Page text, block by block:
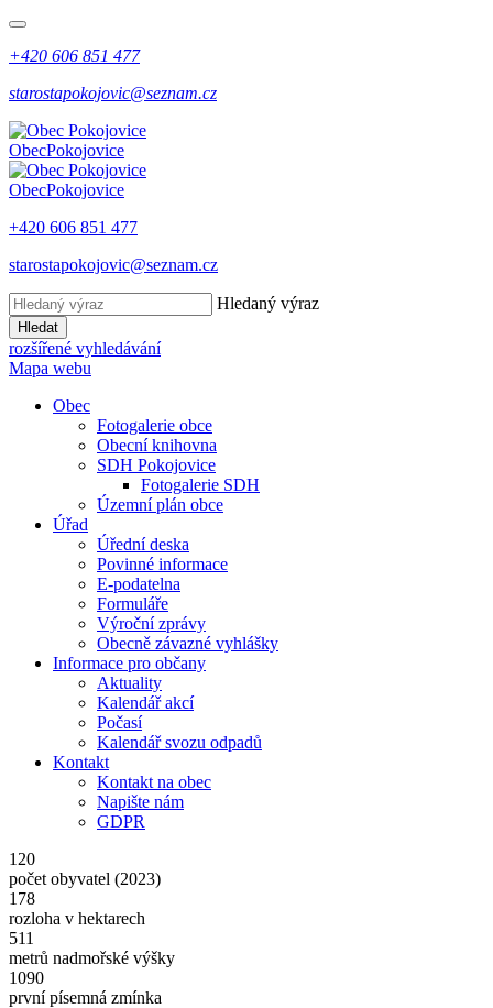
+420 606 851 477
starostapokojovic@seznam.cz
ObecPokojovice
ObecPokojovice
+420 606 851 477
starostapokojovic@seznam.cz
Hledaný výraz
Hledat
rozšířené vyhledávání
Mapa webu
Obec
Fotogalerie obce
Obecní knihovna
SDH Pokojovice
Fotogalerie SDH
Územní plán obce
Úřad
Úřední deska
Povinné informace
E-podatelna
Formuláře
Výroční zprávy
Obecně závazné vyhlášky
Informace pro občany
Aktuality
Kalendář akcí
Počasí
Kalendář svozu odpadů
Kontakt
Kontakt na obec
Napište nám
GDPR
120
počet obyvatel (2023)
178
rozloha v hektarech
511
metrů nadmořské výšky
1090
první písemná zmínka